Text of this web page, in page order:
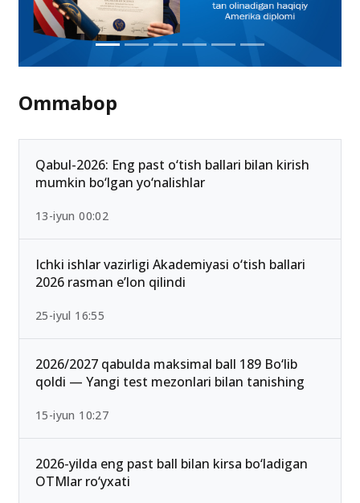
Ommabop
Qabul-2026: Eng past o‘tish ballari bilan kirish
mumkin bo‘lgan yo‘nalishlar
13-iyun 00:02
Ichki ishlar vazirligi Akademiyasi o‘tish ballari
2026 rasman e’lon qilindi
25-iyul 16:55
2026/2027 qabulda maksimal ball 189 Bo‘lib
qoldi — Yangi test mezonlari bilan tanishing
15-iyun 10:27
2026-yilda eng past ball bilan kirsa bo‘ladigan
OTMlar ro‘yxati